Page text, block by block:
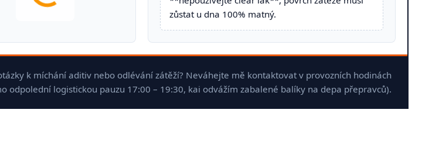
zůstat u dna 100% matný.
k míchání aditiv nebo odlévání zátěží? Neváhejte mě kontaktovat v provozních hodinách
odpolední logistickou pauzu 17:00 – 19:30, kai odvážím zabalené balíky na depa přepravců).